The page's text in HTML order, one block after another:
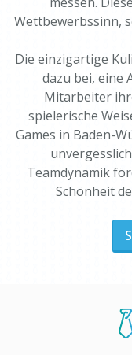
Wettbewerbssinn,
Die einzigartige
dazu bei, eine
Mitarbeiter
spielerische
Games in Baden-
Teamdynamik
Schönheit